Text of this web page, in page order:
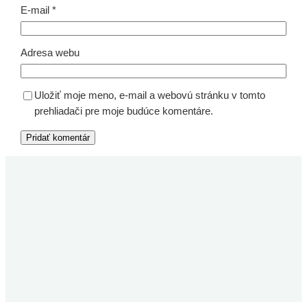
E-mail*
Adresa webu
Uložiť moje meno, e-mail a webovú stránku v tomto
prehliadači pre moje budúce komentáre.